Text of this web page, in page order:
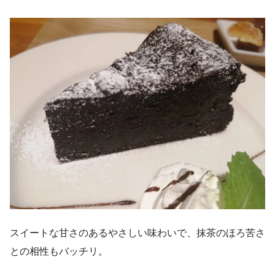
スイートな甘さのあるやさしい味わいで、抹茶のほろ苦さ
との相性もバッチリ。